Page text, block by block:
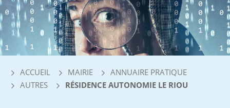
ACCUEIL MAIRIE
ANNUAIRE PRATIQUE
AUTRES
RÉSIDENCE AUTONOMIE LE RIOU